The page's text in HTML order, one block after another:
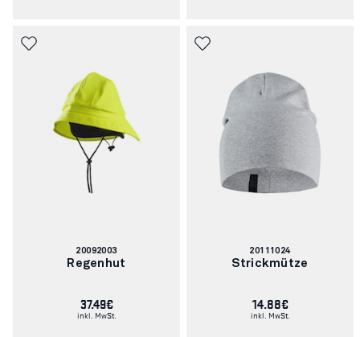
Artikelnummer:
20092003
Regenhut
37.49€
inkl. MwSt.
Artikelnummer:
20111024
Strickmütze
14.88€
inkl. MwSt.